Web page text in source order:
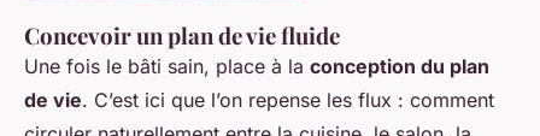
Concevoir un plan de vie fluide
Une fois le bâti sain, place à la conception du plan
de vie. C’est ici que l’on repense les flux : comment